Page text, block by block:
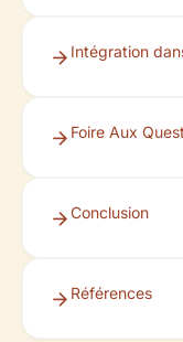
Intégration
Foire Aux
Conclusion
Références